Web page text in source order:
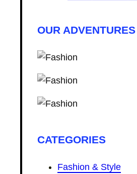
OUR ADVENTURES
CATEGORIES
Fashion & Style